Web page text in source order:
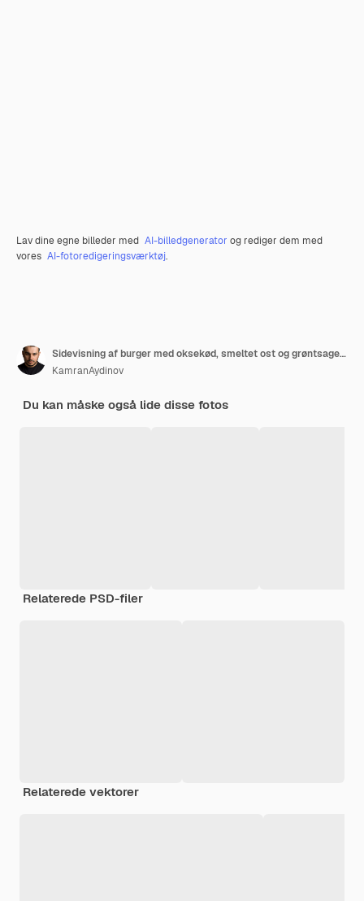
Lav dine egne billeder med AI-billedgenerator og rediger dem med
vores AI-fotoredigeringsværktøj.
Sidevisning af burger med oksekød, smeltet ost og grøntsager på træbræt
KamranAydinov
Du kan måske også lide disse fotos
Relaterede PSD-filer
Relaterede vektorer